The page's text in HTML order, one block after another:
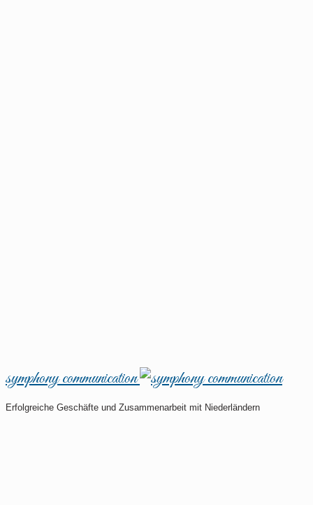
symphony communication
Erfolgreiche Geschäfte und Zusammenarbeit mit Niederländern